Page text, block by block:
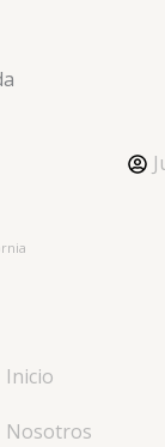
Inicio
Nosotros